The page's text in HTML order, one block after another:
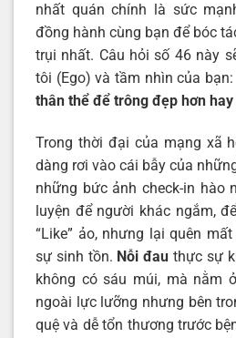
nhất quán chính là sức
đồng hành cùng bạn để bóc
trụi nhất. Câu hỏi số 46 này
tôi (Ego) và tầm nhìn của bạn:
thân thể để trông đẹp hơn
Trong thời đại của mạng xã
dàng rơi vào cái bẫy của
những bức ảnh check-in hào
luyện để người khác ngắm,
“Like” ảo, nhưng lại quên
sự sinh tồn. Nỗi đau thực sự
không có sáu múi, mà nằm
ngoài lực lưỡng nhưng bên
quệ và dễ tổn thương trước